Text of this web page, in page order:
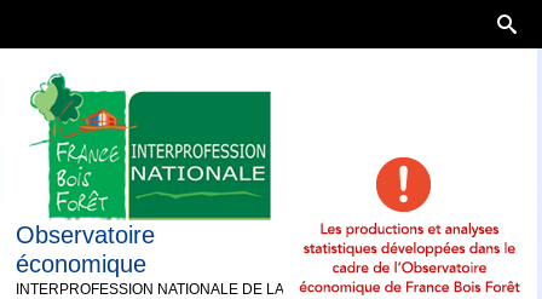
Observatoire
économique
INTERPROFESSION NATIONALE DE LA